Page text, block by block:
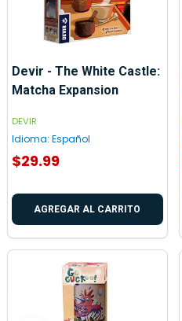
Devir - The White Castle:
Matcha Expansion
DEVIR
Idioma: Español
$29.99
AGREGAR AL CARRITO